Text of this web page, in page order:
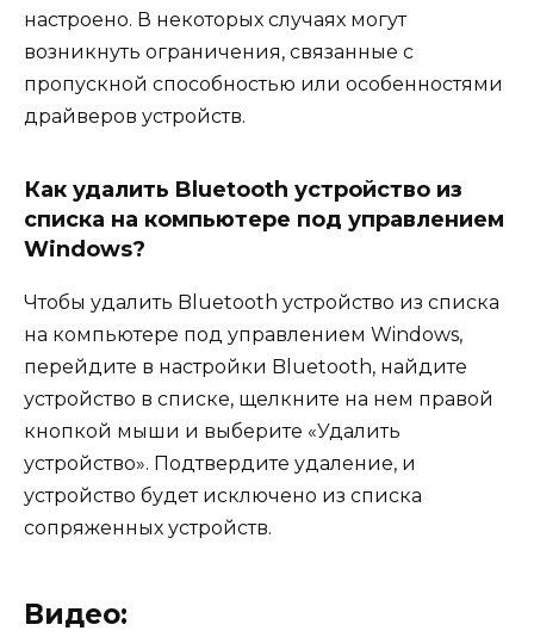
настроено. В некоторых случаях могут
возникнуть ограничения, связанные с
пропускной способностью или особенностями
драйверов устройств.
Как удалить Bluetooth устройство из
списка на компьютере под управлением
Windows?
Чтобы удалить Bluetooth устройство из списка
на компьютере под управлением Windows,
перейдите в настройки Bluetooth, найдите
устройство в списке, щелкните на нем правой
кнопкой мыши и выберите «Удалить
устройство». Подтвердите удаление, и
устройство будет исключено из списка
сопряженных устройств.
Видео: